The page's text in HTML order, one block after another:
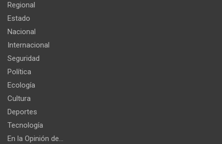
Regional
Estado
Nacional
Internacional
Seguridad
Política
Ecología
Cultura
Deportes
Tecnología
En la Opinión de…